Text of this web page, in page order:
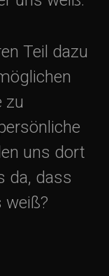
Teil dazu
zu
uns dort
da, dass
weiß?